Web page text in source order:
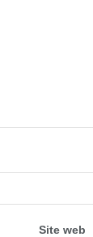
Site web